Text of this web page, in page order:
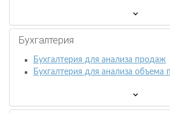
Бухгалтерия
Бухгалтерия для анализа продаж
Бухгалтерия для анализа объема